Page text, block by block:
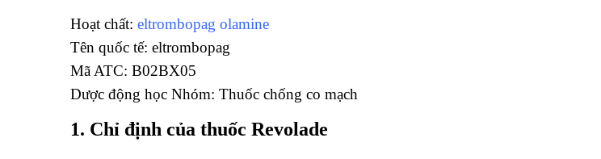
Hoạt chất: eltrombopag olamine
Tên quốc tế: eltrombopag
Mã ATC: B02BX05
Dược động học Nhóm: Thuốc chống co mạch
1. Chỉ định của thuốc Revolade